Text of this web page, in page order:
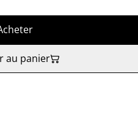
au panier